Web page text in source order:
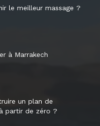
le meilleur massage ?
à Marrakech
un plan de
partir de zéro ?